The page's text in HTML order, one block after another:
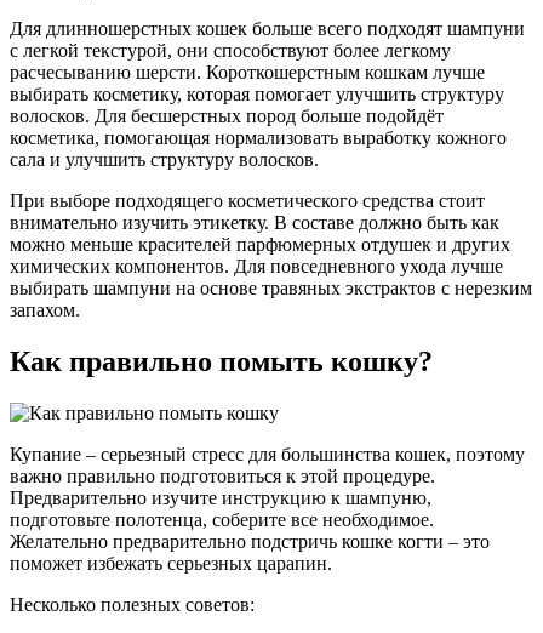
Для длинношерстных кошек больше всего подходят шампуни
с легкой текстурой, они способствуют более легкому
расчесыванию шерсти. Короткошерстным кошкам лучше
выбирать косметику, которая помогает улучшить структуру
волосков. Для бесшерстных пород больше подойдёт
косметика, помогающая нормализовать выработку кожного
сала и улучшить структуру волосков.
При выборе подходящего косметического средства стоит
внимательно изучить этикетку. В составе должно быть как
можно меньше красителей парфюмерных отдушек и других
химических компонентов. Для повседневного ухода лучше
выбирать шампуни на основе травяных экстрактов с нерезким
запахом.
Как правильно помыть кошку?
Купание – серьезный стресс для большинства кошек, поэтому
важно правильно подготовиться к этой процедуре.
Предварительно изучите инструкцию к шампуню,
подготовьте полотенца, соберите все необходимое.
Желательно предварительно подстричь кошке когти – это
поможет избежать серьезных царапин.
Несколько полезных советов: